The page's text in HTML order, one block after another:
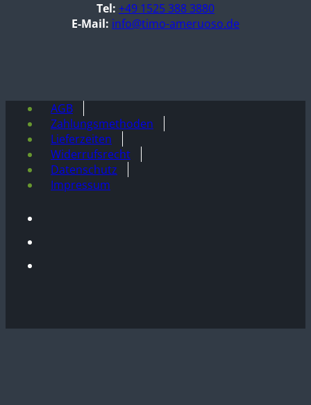
Tel: +49 1525 388 3880
E-Mail: info@timo-ameruoso.de
AGB
Zahlungsmethoden
Lieferzeiten
Widerrufsrecht
Datenschutz
Impressum